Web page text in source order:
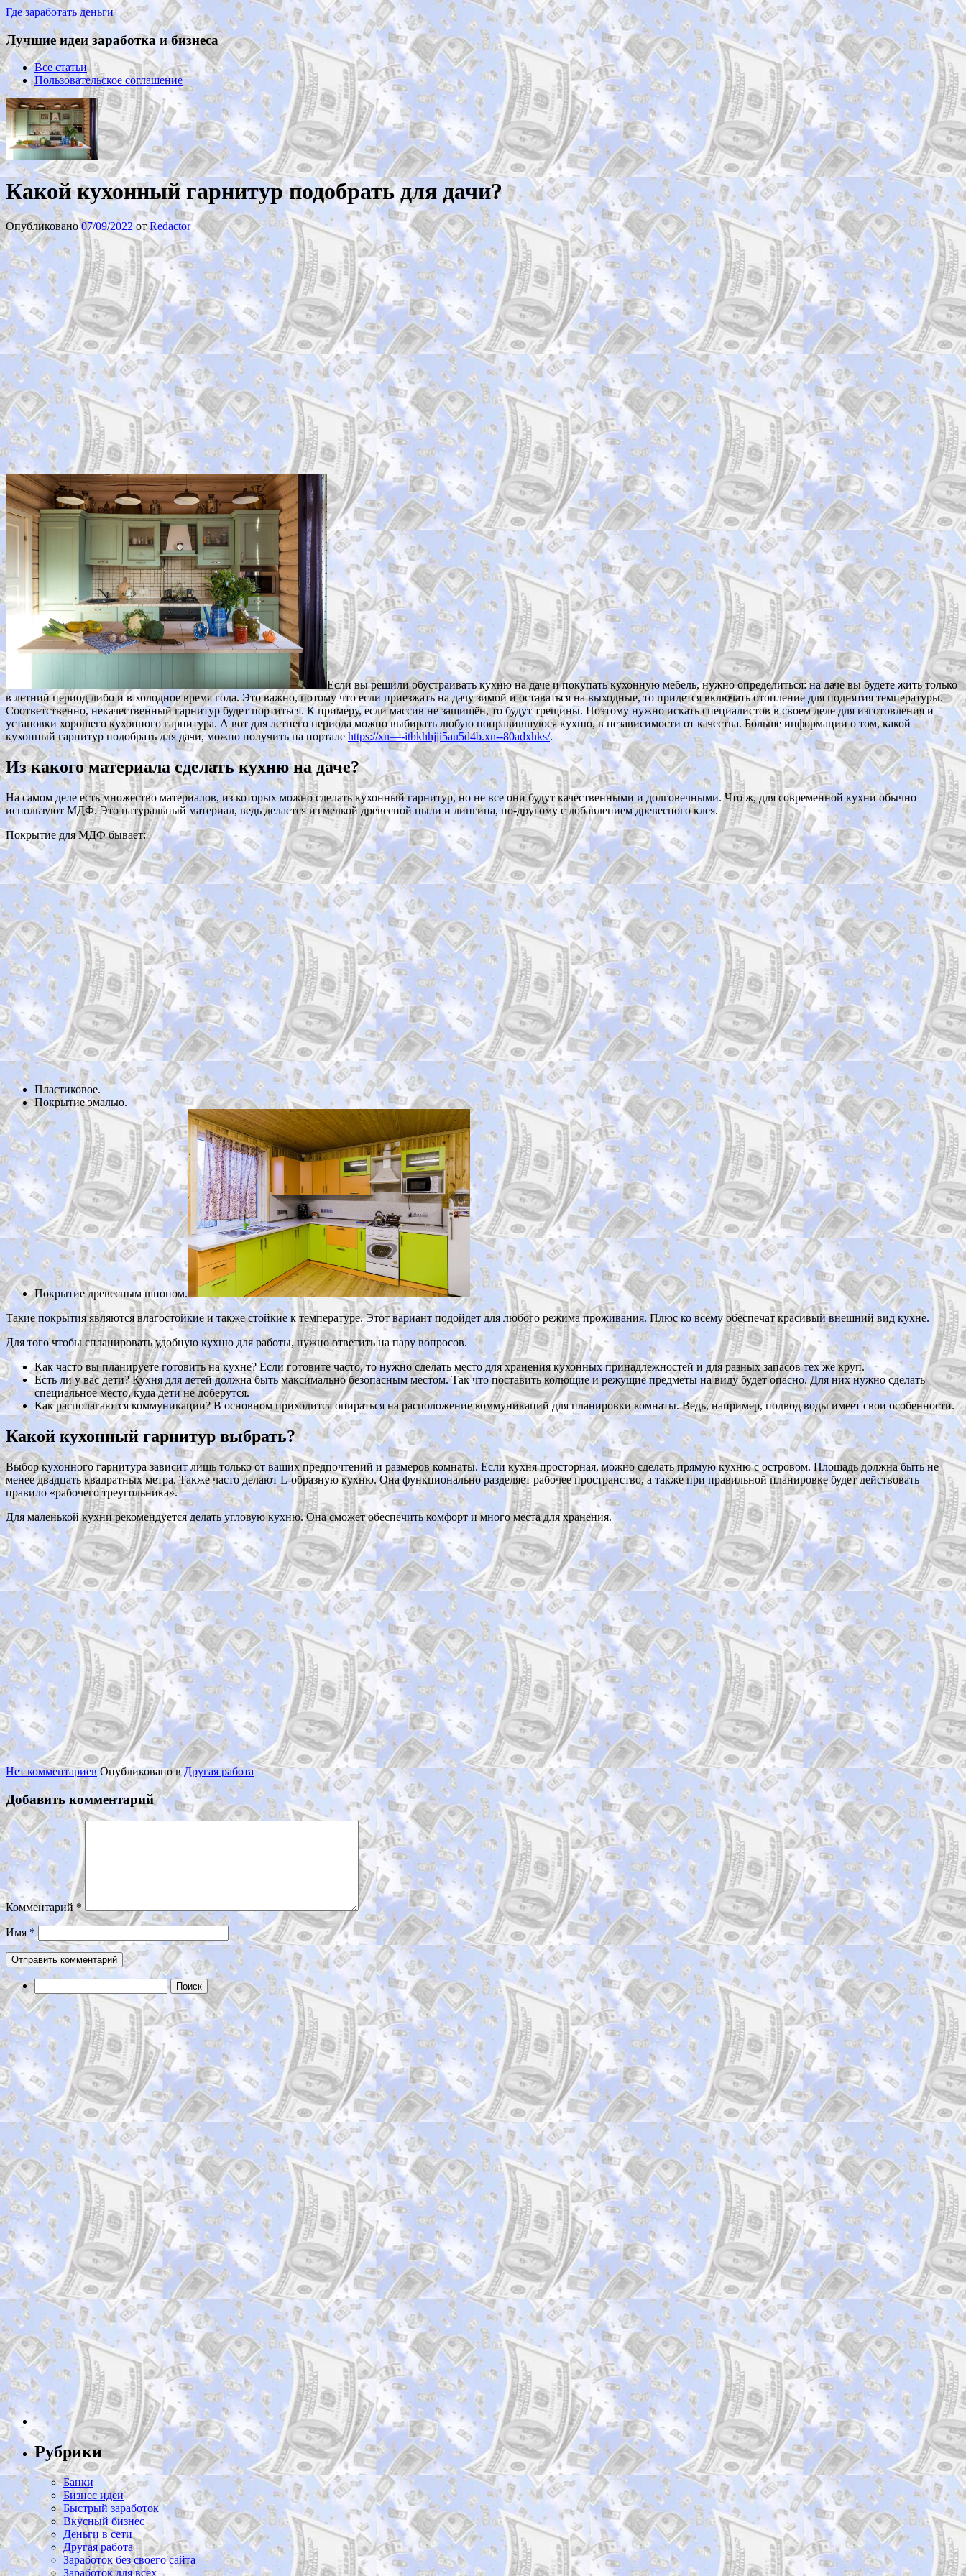
Где заработать деньги
Лучшие идеи заработка и бизнеса
Все статьи
Пользовательское соглашение
Какой кухонный гарнитур подобрать для дачи?
Опубликовано07/09/2022 отRedactor
Если вы решили обустраивать кухню на даче и покупать кухонную мебель, нужно определиться: на даче вы будете жить только
в летний период либо и в холодное время года. Это важно, потому что если приезжать на дачу зимой и оставаться на выходные, то придется включать отопление для поднятия температуры.
Соответственно, некачественный гарнитур будет портиться. К примеру, если массив не защищён, то будут трещины. Поэтому нужно искать специалистов в своем деле для изготовления и
установки хорошего кухонного гарнитура. А вот для летнего периода можно выбирать любую понравившуюся кухню, в независимости от качества. Больше информации о том, какой
кухонный гарнитур подобрать для дачи, можно получить на портале https://xn—-itbkhhjji5au5d4b.xn--80adxhks/.
Из какогоматериала сделать кухню на даче?
На самом деле есть множество материалов, из которых можно сделать кухонный гарнитур, но не все они будут качественными и долговечными. Что ж, для современной кухни обычно
используют МДФ. Это натуральный материал, ведь делается из мелкой древесной пыли и лингина, по-другому с добавлением древесного клея.
Покрытие для МДФ бывает:
Пластиковое.
Покрытие эмалью.
Покрытие древесным шпоном.
Такие покрытия являются влагостойкие и также стойкие к температуре. Этот вариант подойдет для любого режима проживания. Плюс ко всему обеспечат красивый внешний вид кухне.
Для того чтобы спланировать удобную кухню для работы, нужно ответить на пару вопросов.
Как часто вы планируете готовить на кухне? Если готовите часто, то нужно сделать место для хранения кухонных принадлежностей и для разных запасов тех же круп.
Есть ли у вас дети? Кухня для детей должна быть максимально безопасным местом. Так что поставить колющие и режущие предметы на виду будет опасно. Для них нужно сделать
специальное место, куда дети не доберутся.
Как располагаются коммуникации? В основном приходится опираться на расположение коммуникаций для планировки комнаты. Ведь, например, подвод воды имеет свои особенности.
Какой кухонный гарнитур выбрать?
Выбор кухонного гарнитура зависит лишь только от ваших предпочтений и размеров комнаты. Если кухня просторная, можно сделать прямую кухню с островом. Площадь должна быть не
менее двадцать квадратных метра. Также часто делают L-образную кухню. Она функционально разделяет рабочее пространство, а также при правильной планировке будет действовать
правило «рабочего треугольника».
Для маленькой кухни рекомендуется делать угловую кухню. Она сможет обеспечить комфорт и много места для хранения.
Нет комментариев Опубликовано вДругая работа
Добавить комментарий
Комментарий *
Имя *
Найти:
Рубрики
Банки
Бизнес идеи
Быстрый заработок
Вкусный бизнес
Деньги в сети
Другая работа
Заработок без своего сайта
Заработок для всех